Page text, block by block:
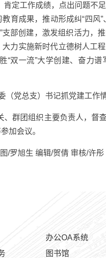
肯定工作成绩，点出问题不
育成果，推动形成纠“四
”支部创建，激发组织活力
大力实施新时代立德树人工
“双一流”大学创建、奋力
（党总支）书记抓党建工作
、群团组织主要负责人，督
加会议。
/罗旭生 编辑/贺倩 审核/许彤
办公OA系统
图书馆